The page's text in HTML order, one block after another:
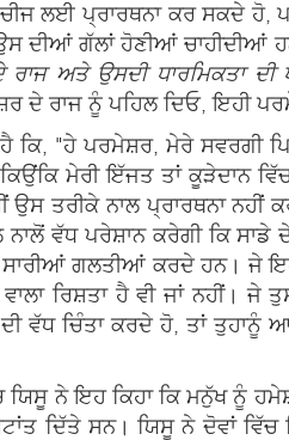
ਲਈ ਪ੍ਰਾਰਥਨਾ ਕਰ ਸਕਦੇ ਹੋ,
ਦੀਆਂ ਗੱਲਾਂ ਹੋਣੀਆਂ ਚਾਹੀਦੀਆਂ
ਅਤੇ ਉਸਦੀ ਧਾਰਮਿਕਤਾ
ਦੇ ਰਾਜ ਨੂੰ ਪਹਿਲ ਦਿਓ, ਇਹੀ
ਹੈ ਕਿ, "ਹੇ ਪਰਮੇਸ਼ਰ, ਮੇਰੇ
ਮੇਰੀ ਇੱਜਤ ਤਾਂ ਕੂੜੇਦਾਨ
ਤਰੀਕੇ ਨਾਲ ਪ੍ਰਾਰਥਨਾ ਨਹੀਂ
ਨਾਲੋਂ ਵੱਧ ਪਰੇਸ਼ਾਨ ਕਰੇਗੀ ਕਿ
ਗਲਤੀਆਂ ਕਰਦੇ ਹਨ। ਜੇ
ਰਿਸ਼ਤਾ ਹੈ ਵੀ ਜਾਂ
ਵੱਧ ਚਿੰਤਾ ਕਰਦੇ ਹੋ, ਤਾਂ ਤੁਹਾਨੂੰ
ਨੇ ਇਹ ਕਿਹਾ ਕਿ ਮਨੁੱਖ ਨੂੰ
ਦਿੱਤੇ ਸਨ। ਯਿਸੂ ਨੇ ਦੋਵਾਂ